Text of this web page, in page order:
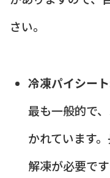
さい。
冷凍パイシー
最も一般的で
かれています
解凍が必要で